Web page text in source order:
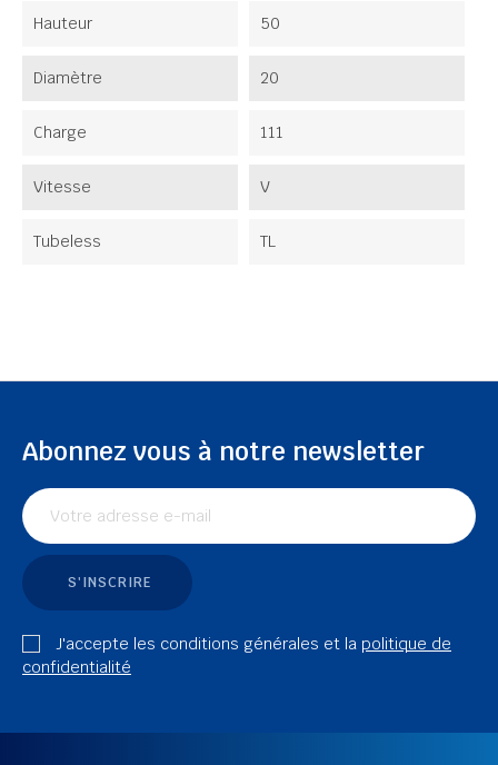
Hauteur 50
Diamètre 20
Charge 111
Vitesse V
Tubeless TL
Abonnez vous à notre newsletter
S'INSCRIRE
J'accepte les conditions générales et la politique de
confidentialité